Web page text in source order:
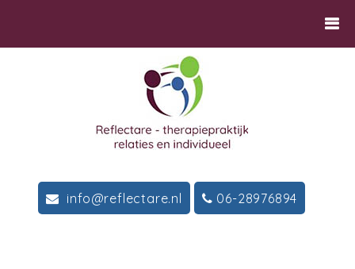
info@reflectare.nl 06-28976894